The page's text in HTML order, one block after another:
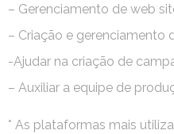
– Gerenciamento de web
– Criação e gerenciamento
-Ajudar na criação de
– Auxiliar a equipe de
* As plataformas mais